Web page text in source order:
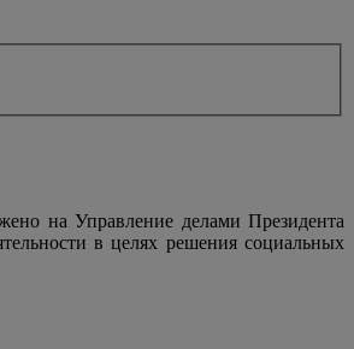
на Управление делами Президента
в целях решения социальных